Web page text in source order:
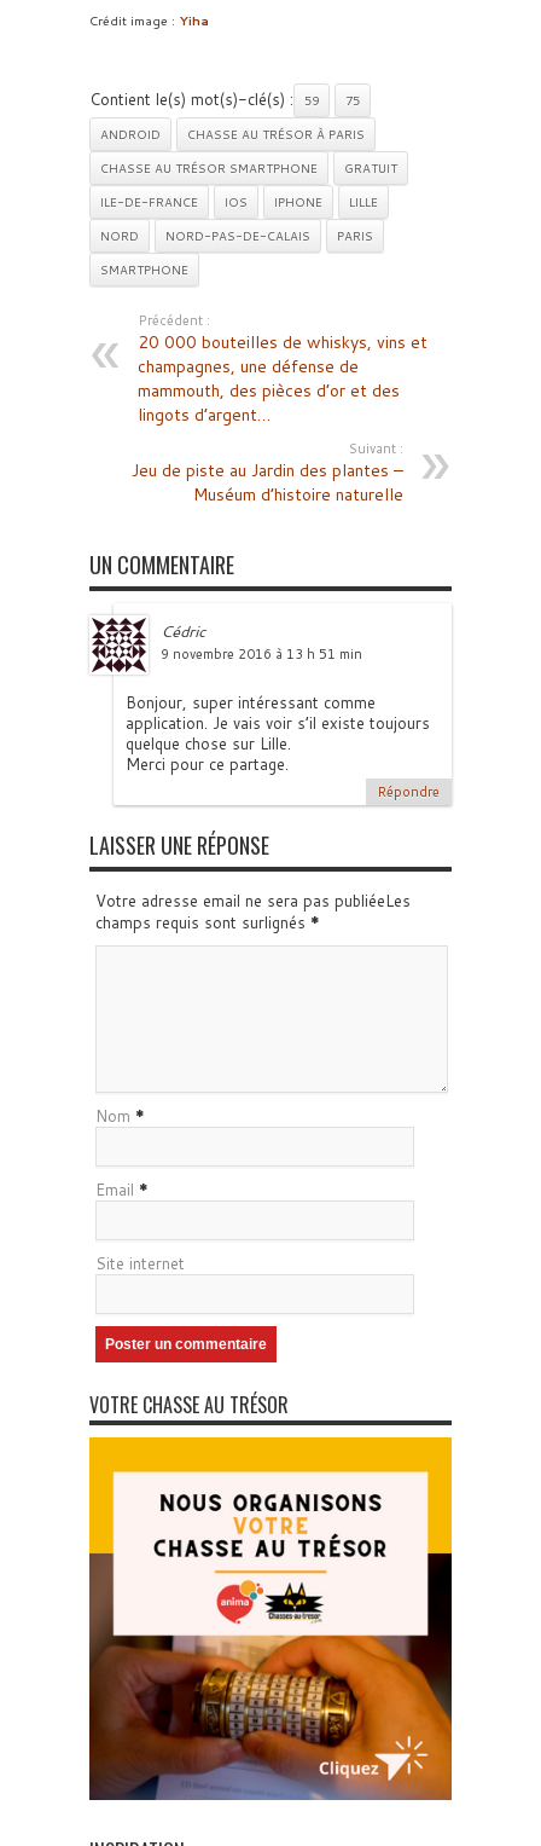
Crédit image : Yiha
Contient le(s) mot(s)-clé(s) : 59
75
ANDROID
CHASSE AU TRÉSOR À PARIS
CHASSE AU TRÉSOR SMARTPHONE
GRATUIT
ILE-DE-FRANCE
IOS IPHONE
LILLE
NORD
NORD-PAS-DE-CALAIS
PARIS
SMARTPHONE
Précédent :
20 000 bouteilles de whiskys, vins et
champagnes, une défense de
mammouth, des pièces d’or et des
lingots d’argent…
Suivant :
Jeu de piste au Jardin des plantes –
Muséum d’histoire naturelle
UN COMMENTAIRE
Cédric
9 novembre 2016 à 13 h 51 min
Bonjour, super intéressant comme
application. Je vais voir s’il existe toujours
quelque chose sur Lille.
Merci pour ce partage.
Répondre
LAISSER UNE RÉPONSE
Votre adresse email ne sera pas publiéeLes
champs requis sont surlignés *
Nom *
Email *
Site internet
VOTRE CHASSE AU TRÉSOR